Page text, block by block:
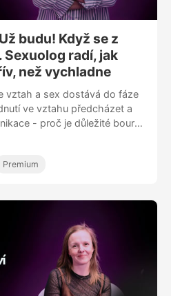
budu! Když se z
Sexuolog radí, jak
než vychladne
bourat
porna nebo sex ve více
Premium